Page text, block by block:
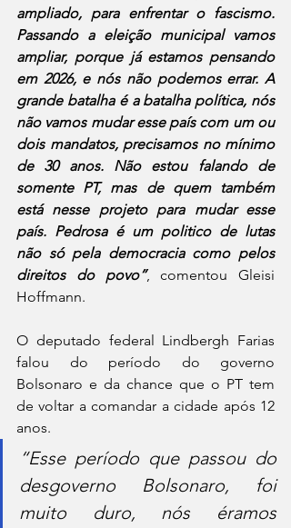
ampliado, para enfrentar o fascismo.
Passando a eleição municipal vamos
ampliar, porque já estamos pensando
em 2026, e nós não podemos errar. A
grande batalha é a batalha política, nós
não vamos mudar esse país com um ou
dois mandatos, precisamos no mínimo
de 30 anos. Não estou falando de
somente PT, mas de quem também
está nesse projeto para mudar esse
país. Pedrosa é um politico de lutas
não só pela democracia como pelos
direitos do povo”, comentou Gleisi
Hoffmann.
O deputado federal Lindbergh Farias
falou do período do governo
Bolsonaro e da chance que o PT tem
de voltar a comandar a cidade após 12
anos.
“Esse período que passou do
desgoverno Bolsonaro, foi
muito duro, nós éramos